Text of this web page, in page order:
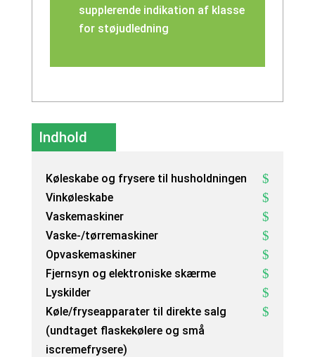
supplerende indikation af klasse
for støjudledning
Indhold
Køleskabe og frysere til husholdningen
Vinkøleskabe
Vaskemaskiner
Vaske-/tørremaskiner
Opvaskemaskiner
Fjernsyn og elektroniske skærme
Lyskilder
Køle/fryseapparater til direkte salg
(undtaget flaskekølere og små
iscremefrysere)